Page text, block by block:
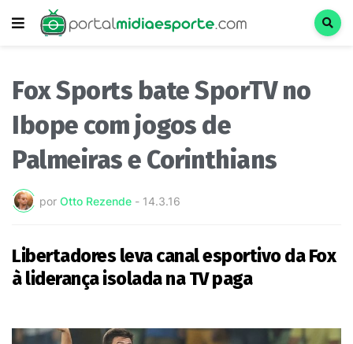
Fox Sports bate SporTV no
Ibope com jogos de
Palmeiras e Corinthians
por Otto Rezende - 14.3.16
Libertadores leva canal esportivo da Fox
à liderança isolada na TV paga